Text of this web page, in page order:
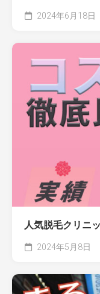
2024年6月18日
人気脱毛クリニ
2024年5月8日